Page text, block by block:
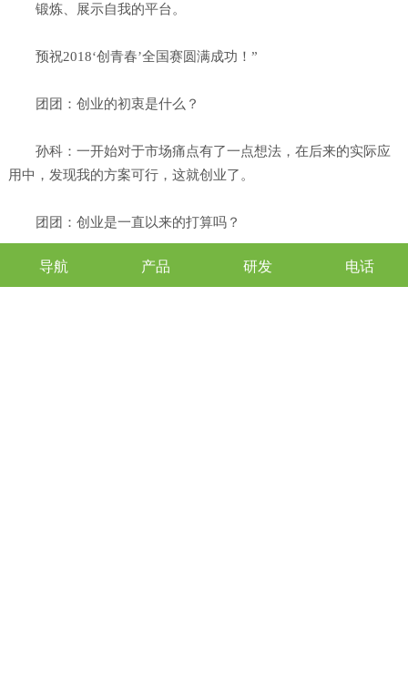
锻炼、展示自我的平台。
预祝2018‘创青春’全国赛圆满成功！”
团团：创业的初衷是什么？
孙科：一开始对于市场痛点有了一点想法，在后来的实际应
用中，发现我的方案可行，这就创业了。
团团：创业是一直以来的打算吗？
孙科：对，一直以来我就是想要创业的，因为觉得自己干一
导航 产品 研发 电话